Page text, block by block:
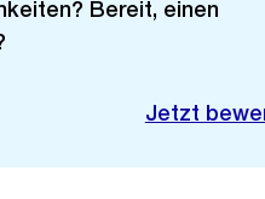
Bereit, einen
Jetzt